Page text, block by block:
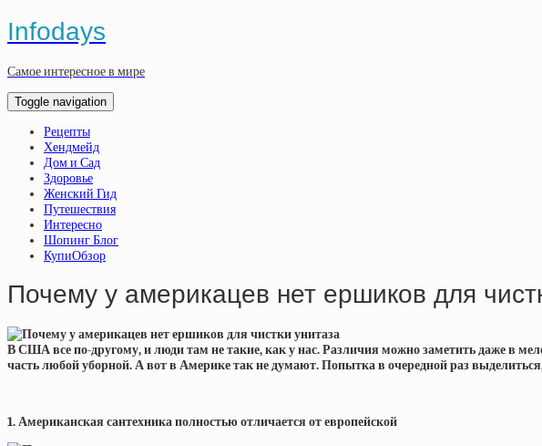
Infodays
Самое интересное в мире
Toggle navigation
Рецепты
Хендмейд
Дом и Сад
Здоровье
Женский Гид
Путешествия
Интересно
Шопинг Блог
КупиОбзор
Почему у америкацев нет ершиков для
В США все по-другому, и люди там не такие, как у нас. Различия можно заметить даже в
часть любой уборной. А вот в Америке так не думают. Попытка в очередной раз
1. Американская сантехника полностью отличается от европейской